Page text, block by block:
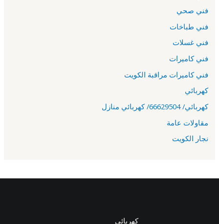
فني صحي
فني طباخات
فني غسلات
فني كاميرات
فني كاميرات مراقبة الكويت
كهربائي
كهربائي/ 66629504/ كهربائي منازل
مقاولات عامة
نجار الكويت
كهربائي